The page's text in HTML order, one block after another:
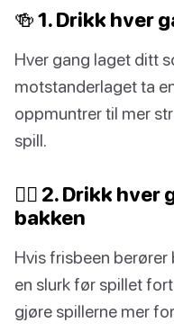
🍻 1. Drikk hver
Hver gang laget ditt
motstanderlaget ta
oppmuntrer til mer
spill.
🙅‍♀️ 2. Drikk
bakken
Hvis frisbeen
en slurk før spillet
gjøre spillerne mer